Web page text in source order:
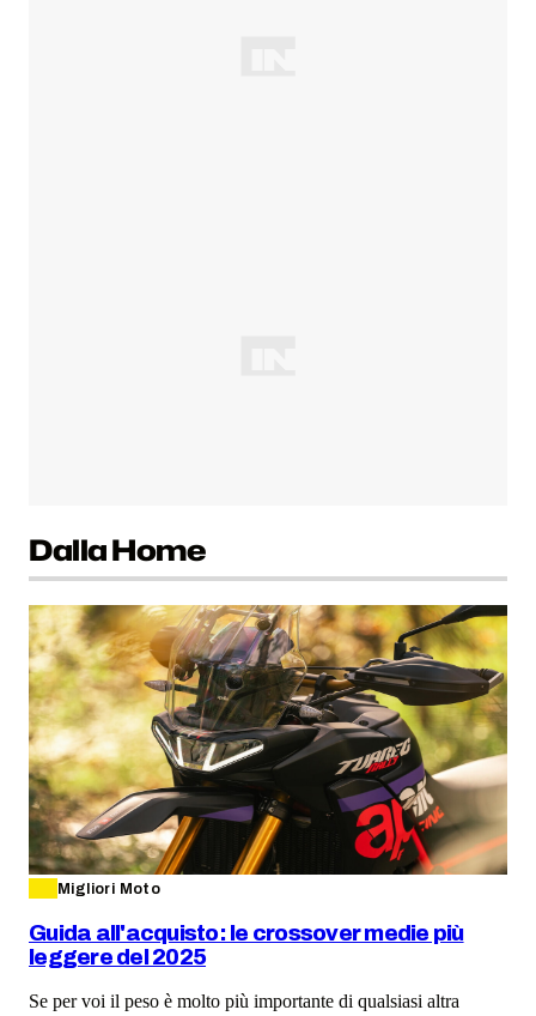
Dalla Home
Migliori Moto
Guida all'acquisto: le crossover medie più
leggere del 2025
Se per voi il peso è molto più importante di qualsiasi altra